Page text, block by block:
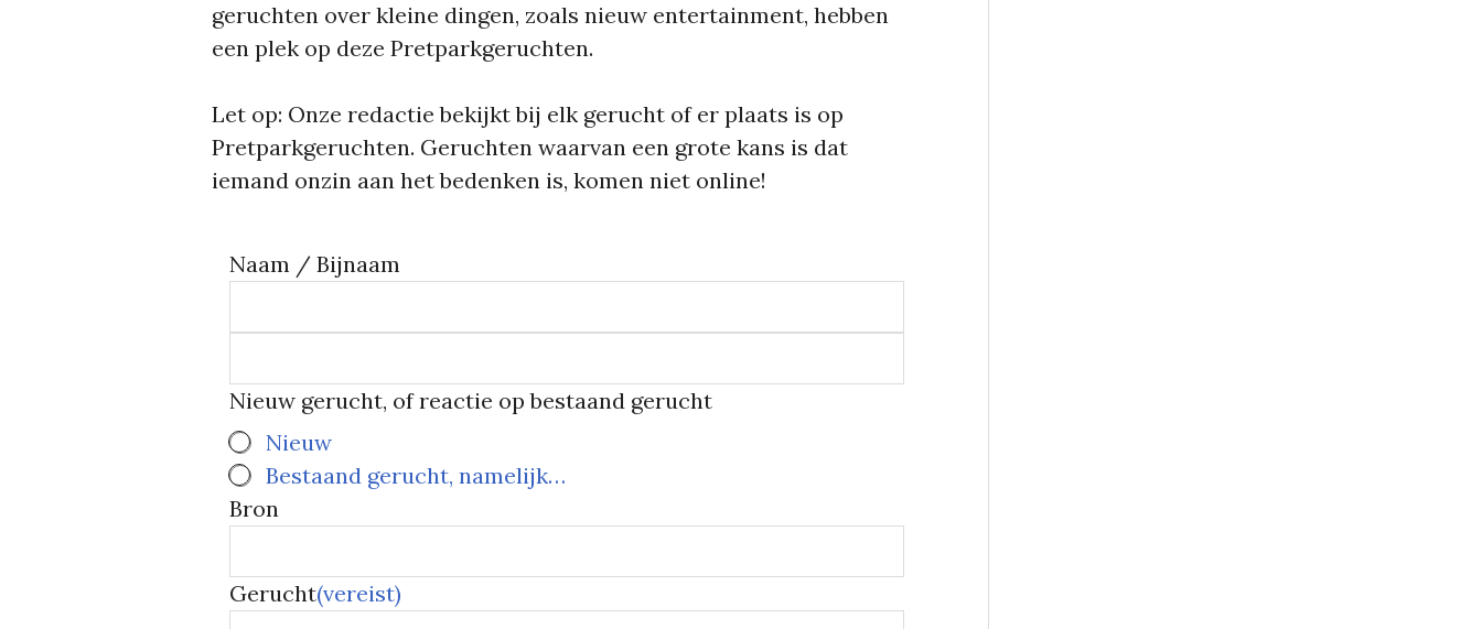
geruchten over kleine dingen, zoals nieuw entertainment, hebben
een plek op deze Pretparkgeruchten.
Let op: Onze redactie bekijkt bij elk gerucht of er plaats is op
Pretparkgeruchten. Geruchten waarvan een grote kans is dat
iemand onzin aan het bedenken is, komen niet online!
Naam / Bijnaam
Nieuw gerucht, of reactie op bestaand gerucht
Nieuw
Bestaand gerucht, namelijk…
Bron
Gerucht(vereist)